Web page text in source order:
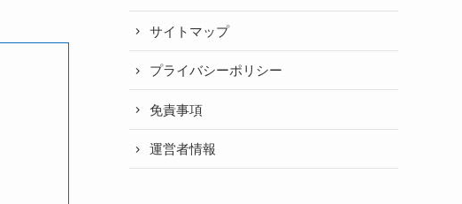
サイトマップ
プライバシーポリシー
免責事項
運営者情報